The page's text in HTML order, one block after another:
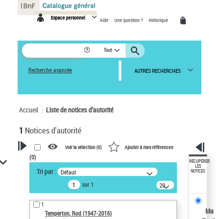
Espace personnel Aide Une question ? Historique
Tout
Recherche avancée AUTRES RECHERCHES
Accueil Liste de notices d’autorité
1 Notices d'autorité
VOTRE RECHERCHE
Recherche avancée dans les
notices d’autorité
Œuvres liées à l'auteur :
Temperton, Rod (1947-2016)
Voir la sélection (0) Ajouter à mes références
(0)
Tri par : Défaut
sur 1
20
résultats/page
1
Temperton, Rod (1947-2016)
RÉCUPÉRER
LES
NOTICES
Ma
Panneau de gestion des cookies